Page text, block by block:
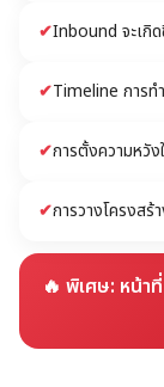
✔Inbound จะเกิ
✔Timeline การท
✔การตั้งความหวัง
✔การวางโครงส
🔥 พิเศษ: หน้า